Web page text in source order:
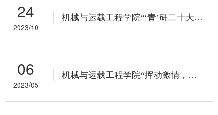
24
2023/10
机械与运载工程学院“‘青’研二十大，奋斗正当其时” 线下闯关顺利开展
06
2023/05
机械与运载工程学院“挥动激情，书画梦想”长卷绘画活动顺利开展